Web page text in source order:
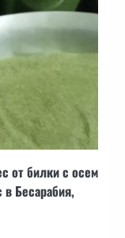
от билки с осем
в Бесарабия,